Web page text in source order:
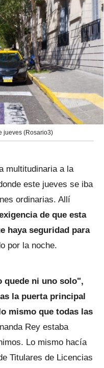
jueves (Rosario3)
multitudinaria a la
este jueves se iba
ordinarias. Allí
de que esta
haya seguridad para
por la noche.
quede ni uno solo",
la puerta principal
mismo que todas las
Rey estaba
Lo mismo hacía
Titulares de Licencias